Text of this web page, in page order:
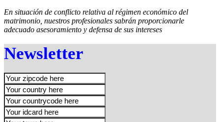
En situación de conflicto relativa al régimen económico del
matrimonio, nuestros profesionales sabrán proporcionarle
adecuado asesoramiento y defensa de sus intereses
Newsletter